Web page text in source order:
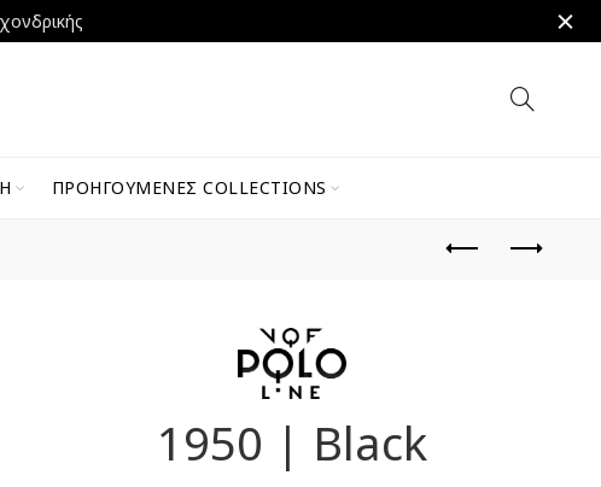
ΠΡΟΗΓΟΎΜΕΝΕΣ COLLECTIONS
1950 | Black